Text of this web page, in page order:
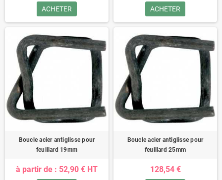
ACHETER ACHETER
Boucle acier antiglisse pour
feuillard 19mm
à partir de : 52,90 € HT
Boucle acier antiglisse pour
feuillard 25mm
128,54 €